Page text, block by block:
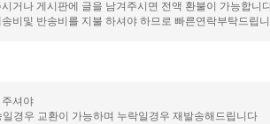
거나 게시판에 글을 남겨주시면 전액 환불이 가능합니
비및 반송비를 지불 하셔야 하므로 빠른연락부탁드립
셔야
경우 교환이 가능하며 누락일경우 재발송해드립니다